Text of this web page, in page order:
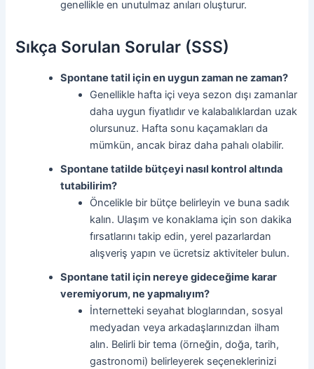
genellikle en unutulmaz anıları oluşturur.
Sıkça Sorulan Sorular (SSS)
Spontane tatil için en uygun zaman ne zaman?
Genellikle hafta içi veya sezon dışı zamanlar
daha uygun fiyatlıdır ve kalabalıklardan uzak
olursunuz. Hafta sonu kaçamakları da
mümkün, ancak biraz daha pahalı olabilir.
Spontane tatilde bütçeyi nasıl kontrol altında
tutabilirim?
Öncelikle bir bütçe belirleyin ve buna sadık
kalın. Ulaşım ve konaklama için son dakika
fırsatlarını takip edin, yerel pazarlardan
alışveriş yapın ve ücretsiz aktiviteler bulun.
Spontane tatil için nereye gideceğime karar
veremiyorum, ne yapmalıyım?
İnternetteki seyahat bloglarından, sosyal
medyadan veya arkadaşlarınızdan ilham
alın. Belirli bir tema (örneğin, doğa, tarih,
gastronomi) belirleyerek seçeneklerinizi